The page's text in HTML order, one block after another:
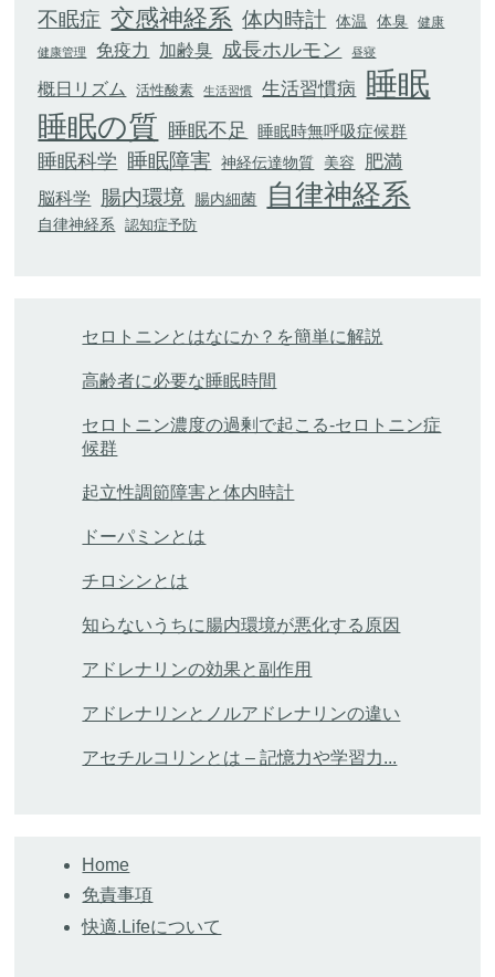
不眠症 交感神経系 体内時計 体温 体臭 健康
健康管理 免疫力 加齢臭 成長ホルモン 昼寝
概日リズム 活性酸素 生活習慣 生活習慣病 睡眠
睡眠の質 睡眠不足 睡眠時無呼吸症候群
睡眠科学 睡眠障害 神経伝達物質 美容 肥満
脳科学 腸内環境 腸内細菌 自律神経系
自律神経系 認知症予防
セロトニンとはなにか？を簡単に解説
高齢者に必要な睡眠時間
セロトニン濃度の過剰で起こる-セロトニン症
候群
起立性調節障害と体内時計
ドーパミンとは
チロシンとは
知らないうちに腸内環境が悪化する原因
アドレナリンの効果と副作用
アドレナリンとノルアドレナリンの違い
アセチルコリンとは – 記憶力や学習力...
Home
免責事項
快適.Lifeについて